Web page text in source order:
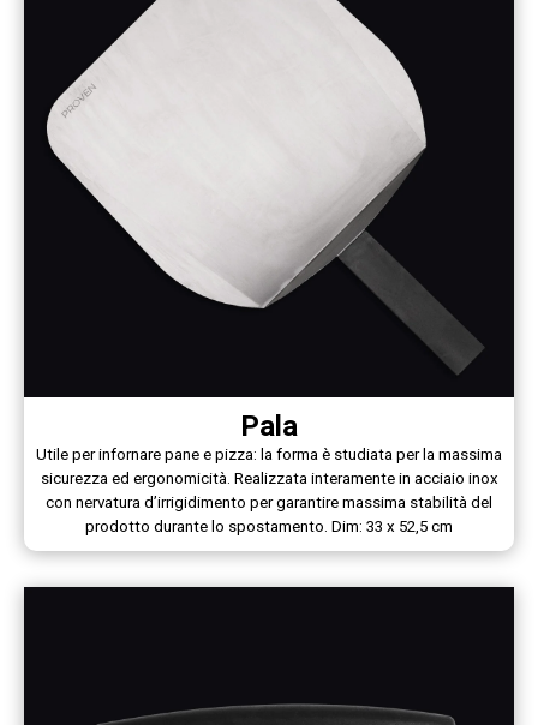
Pala
Utile per infornare pane e pizza: la forma è studiata per la massima
sicurezza ed ergonomicità. Realizzata interamente in acciaio inox
con nervatura d’irrigidimento per garantire massima stabilità del
prodotto durante lo spostamento. Dim: 33 x 52,5 cm